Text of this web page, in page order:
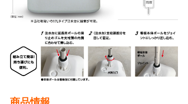
その他
OTHER ITEMS
お支払方法
オリジナルオーダー制作事例